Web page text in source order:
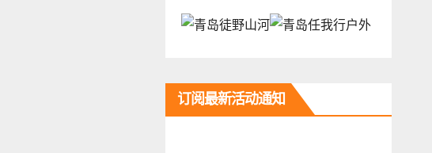
订阅最新活动通知